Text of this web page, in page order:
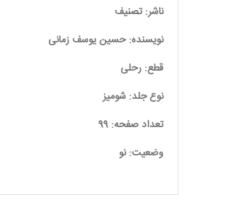
ناشر: تصنیف
نویسنده: حسین یوسف زمانی
قطع: رحلی
نوع جلد: شومیز
تعداد صفحه: 99
وضعیت: نو